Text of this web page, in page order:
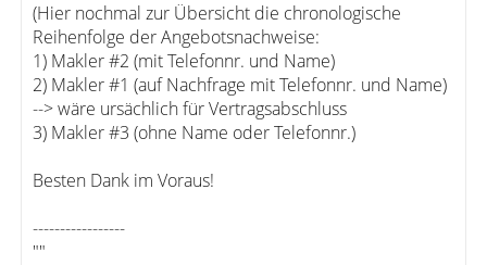
(Hier nochmal zur Übersicht die chronologische
Reihenfolge der Angebotsnachweise:
1) Makler #2 (mit Telefonnr. und Name)
2) Makler #1 (auf Nachfrage mit Telefonnr. und Name)
--> wäre ursächlich für Vertragsabschluss
3) Makler #3 (ohne Name oder Telefonnr.)
Besten Dank im Voraus!
-----------------
""